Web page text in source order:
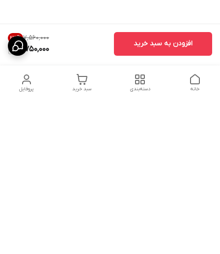
۷٬۵۶۰٬۰۰۰ 23%
5,750,000
افزودن به سبد خرید
پروفایل سبد خرید دسته‌بندی خانه